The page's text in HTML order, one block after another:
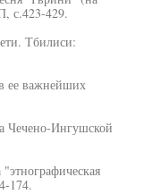
с.423-429.
Тбилиси:
ее важнейших
Чечено-Ингушской
174.